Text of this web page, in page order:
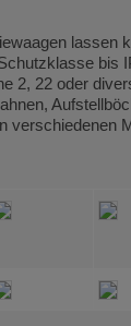
lassen
bis
2, 22 oder
verschiedenen